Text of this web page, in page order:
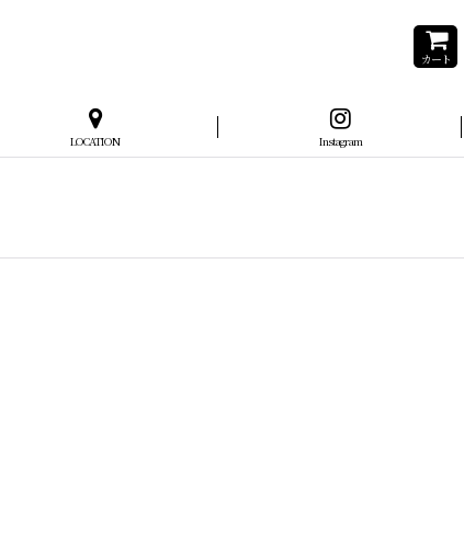
カート
LOCATION Instagram